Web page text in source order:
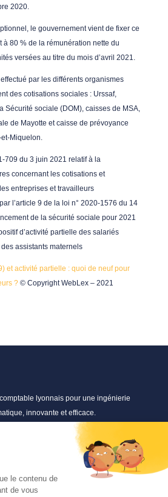
2020.
le gouvernement vient de fixer ce
à 80 % de la rémunération nette du
versées au titre du mois d’avril 2021.
par les différents organismes
des cotisations sociales : Urssaf,
Sécurité sociale (DOM), caisses de MSA,
de Mayotte et caisse de prévoyance
Miquelon.
709 du 3 juin 2021 relatif à la
concernant les cotisations et
entreprises et travailleurs
l’article 9 de la loi n° 2020-1576 du 14
de la sécurité sociale pour 2021
d’activité partielle des salariés
assistants maternels
et activité partielle : quoi de neuf pour
? © Copyright WebLex – 2021
lyonnais pour une ingénierie
innovante et efficace.
Lyon